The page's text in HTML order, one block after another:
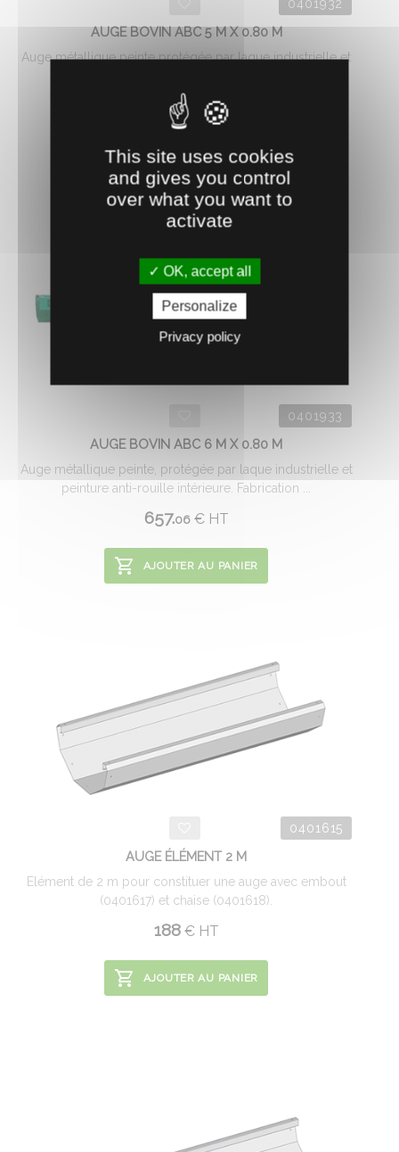
0401932
AUGE BOVIN ABC 5 M X 0.80 M
Auge métallique peinte protégée par laque industrielle et
525.46 €HT
AJOUTER AU PANIER
0401933
AUGE BOVIN ABC 6 M X 0.80 M
Auge métallique peinte, protégée par laque industrielle et
peinture anti-rouille intérieure. Fabrication ...
657.06 €HT
AJOUTER AU PANIER
0401615
AUGE ÉLÉMENT 2 M
Elément de 2 m pour constituer une auge avec embout
(0401617) et chaise (0401618).
188 €HT
AJOUTER AU PANIER
This site uses cookies
and gives you control
over what you want to
activate
OK, accept all
Personalize
Privacy policy